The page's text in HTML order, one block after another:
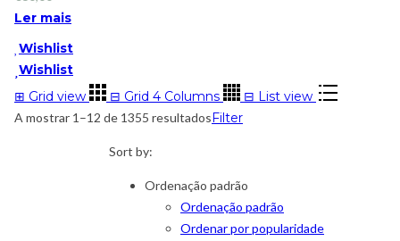
Ler mais
Wishlist
Wishlist
⊞ Grid view ⊟ Grid 4 Columns ⊟ List view
A mostrar 1–12 de 1355 resultadosFilter
Sort by:
Ordenação padrão
Ordenação padrão
Ordenar por popularidade